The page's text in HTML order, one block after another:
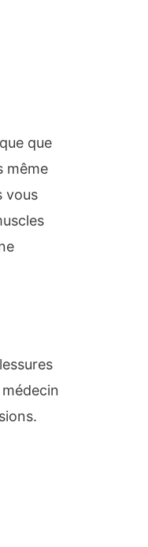
que
même
vous